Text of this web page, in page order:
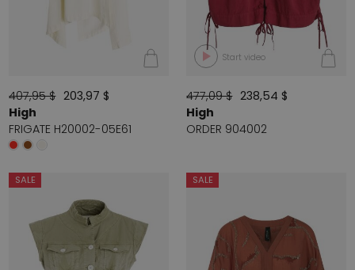
407,95 $ 203,97 $
High
FRIGATE H20002-05E61
Start video
477,09 $ 238,54 $
High
ORDER 904002
SALE SALE